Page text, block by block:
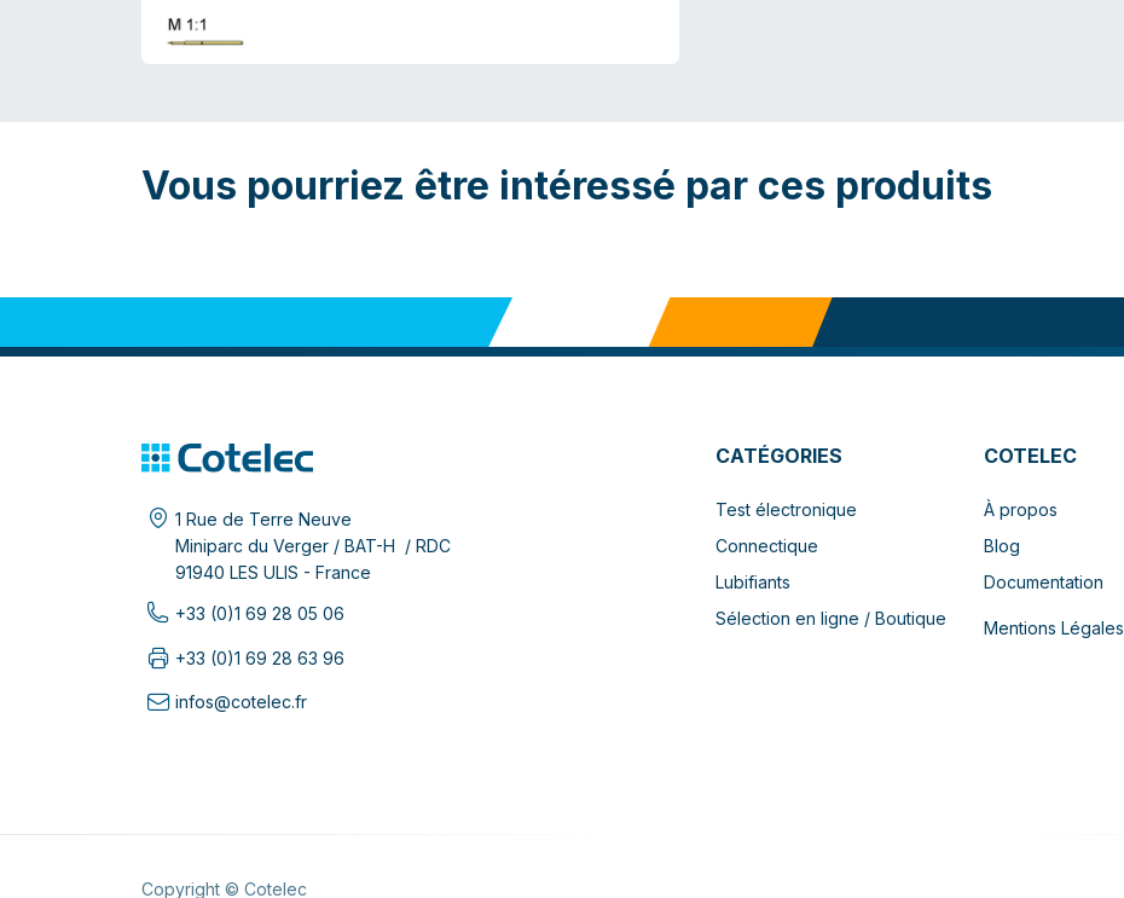
Vous pourriez être intéressé par ces produits
1 Rue de Terre Neuve
Miniparc du Verger / BAT-H / RDC
91940 LES ULIS - France
+33 (0)1 69 28 05 06
+33 (0)1 69 28 63 96
infos@cotelec.fr
CATÉGORIES
Test électronique
Connectique
Lubifiants
Sélection en ligne / Boutique
COTELEC
À propos
Blog
Documentation
Mentions Légales
Copyright © Cotelec